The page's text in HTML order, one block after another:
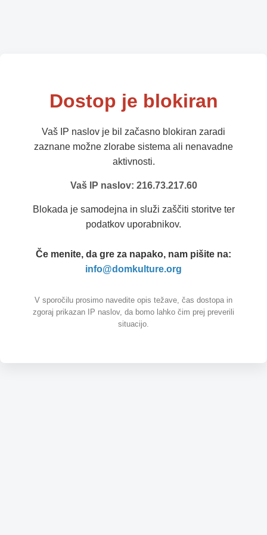
Dostop je blokiran
Vaš IP naslov je bil začasno blokiran zaradi
zaznane možne zlorabe sistema ali nenavadne
aktivnosti.
Vaš IP naslov: 216.73.217.60
Blokada je samodejna in služi zaščiti storitve ter
podatkov uporabnikov.
Če menite, da gre za napako, nam pišite na:
info@domkulture.org
V sporočilu prosimo navedite opis težave, čas dostopa in
zgoraj prikazan IP naslov, da bomo lahko čim prej preverili
situacijo.